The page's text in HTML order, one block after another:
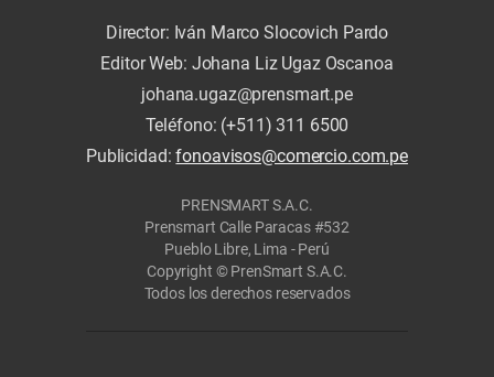
Director: Iván Marco Slocovich Pardo
Editor Web: Johana Liz Ugaz Oscanoa
johana.ugaz@prensmart.pe
Teléfono: (+511) 311 6500
Publicidad:fonoavisos@comercio.com.pe
PRENSMART S.A.C.
Prensmart Calle Paracas #532
Pueblo Libre, Lima - Perú
Copyright © PrenSmart S.A.C.
Todos los derechos reservados